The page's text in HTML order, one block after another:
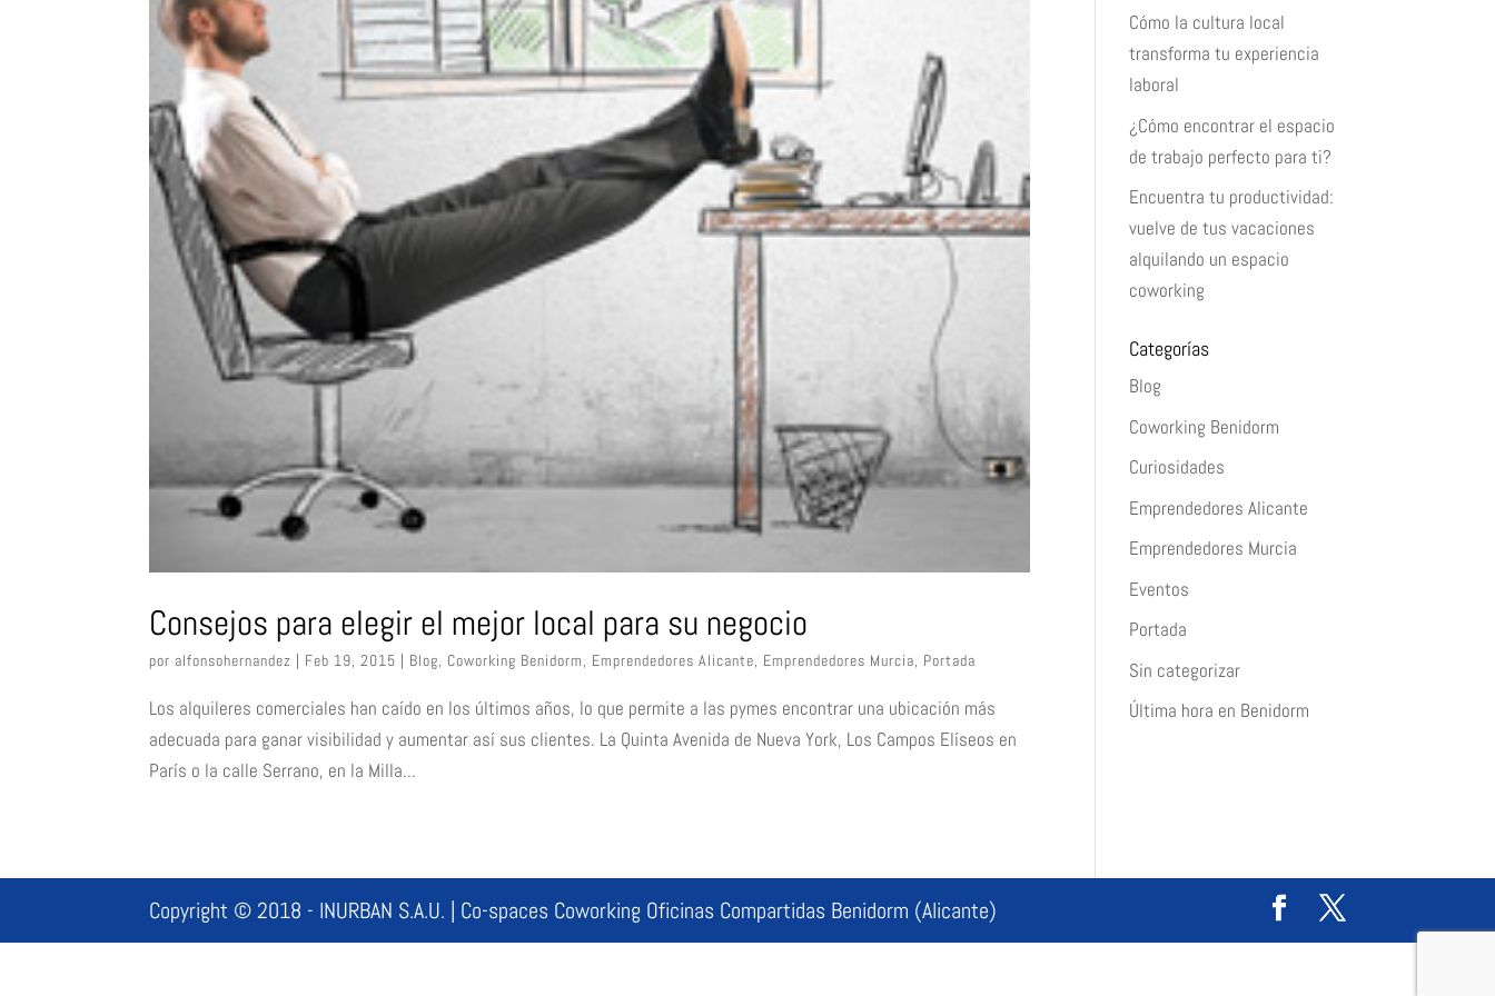
Consejos para elegir el mejor local para su negocio
por alfonsohernandez | Feb 19, 2015 | Blog, Coworking Benidorm, Emprendedores Alicante, Emprendedores Murcia, Portada
Los alquileres comerciales han caído en los últimos años, lo que permite a las pymes encontrar una ubicación más
adecuada para ganar visibilidad y aumentar así sus clientes. La Quinta Avenida de Nueva York, Los Campos Elíseos en
París o la calle Serrano, en la Milla...
Cómo la cultura local
transforma tu experiencia
laboral
¿Cómo encontrar el espacio
de trabajo perfecto para ti?
Encuentra tu productividad:
vuelve de tus vacaciones
alquilando un espacio
coworking
Categorías
Blog
Coworking Benidorm
Curiosidades
Emprendedores Alicante
Emprendedores Murcia
Eventos
Portada
Sin categorizar
Última hora en Benidorm
Copyright © 2018 - INURBAN S.A.U. | Co-spaces Coworking Oficinas Compartidas Benidorm (Alicante)